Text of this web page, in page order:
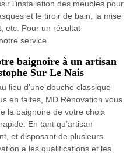
l’installation des meubles pour
et le tiroir de bain, la mise
etc. Pour un résultat
service.
baignoire à un artisan
Sur Le Nais
lieu d’une douche classique
en faites, MD Rénovation vous
la baignoire de votre choix
En tant qu’artisan
et disposant de plusieurs
a les qualifications et les